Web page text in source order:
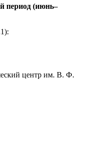
период (июнь–
центр им. В. Ф.